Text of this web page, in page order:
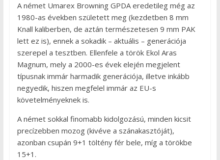
A német Umarex Browning GPDA eredetileg még az
1980-as években született meg (kezdetben 8 mm
Knall kaliberben, de aztán természetesen 9 mm PAK
lett ez is), ennek a sokadik – aktuális – generációja
szerepel a tesztben. Ellenfele a török Ekol Aras
Magnum, mely a 2000-es évek elején megjelent
típusnak immár harmadik generációja, illetve inkább
negyedik, hiszen megfelel immár az EU-s
követelményeknek is.
A német sokkal finomabb kidolgozású, minden kicsit
precízebben mozog (kivéve a szánakasztóját),
azonban csupán 9+1 töltény fér bele, míg a törökbe
15+1.